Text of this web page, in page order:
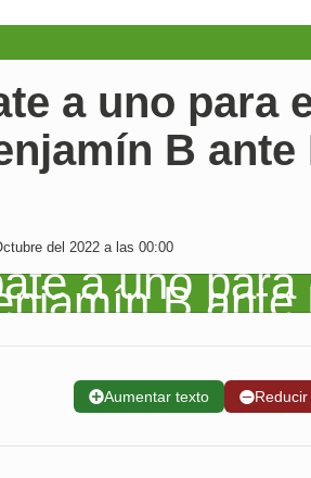
a uno para
B ante
del 2022 a las 00:00
➕Aumentar texto ➖Reducir